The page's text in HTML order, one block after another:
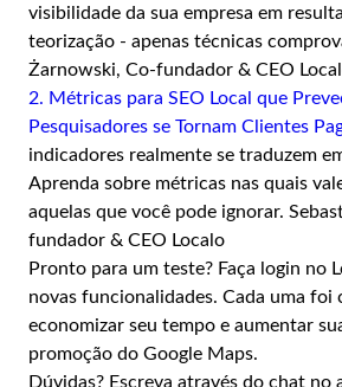
visibilidade da sua empresa em
teorização - apenas técnicas
Żarnowski, Co-fundador & CEO
2. Métricas para SEO Local que
Pesquisadores se Tornam Clientes
indicadores realmente se traduzem
Aprenda sobre métricas nas quais
aquelas que você pode ignorar.
fundador & CEO Localo
Pronto para um teste? Faça login no
novas funcionalidades. Cada uma foi
economizar seu tempo e aumentar
promoção do Google Maps.
Dúvidas? Escreva através do chat no